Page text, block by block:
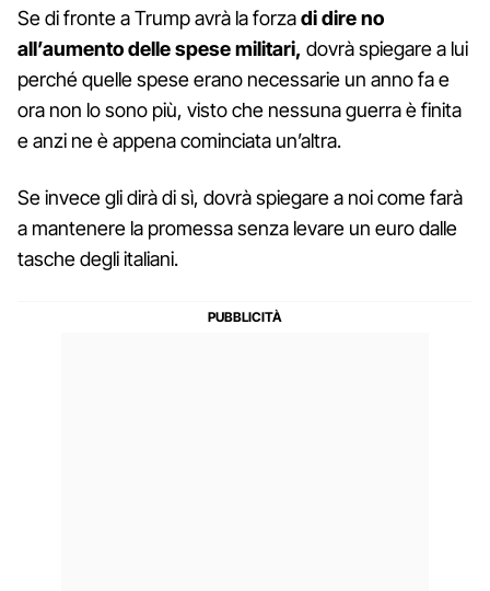
Se di fronte a Trump avrà la forzadi dire no
all’aumento delle spese militari, dovrà spiegare a lui
perché quelle spese erano necessarie un anno fa e
ora non lo sono più, visto che nessuna guerra è finita
e anzi ne è appena cominciata un’altra.
Se invece gli dirà di sì, dovrà spiegare a noi come farà
a mantenere la promessa senza levare un euro dalle
tasche degli italiani.